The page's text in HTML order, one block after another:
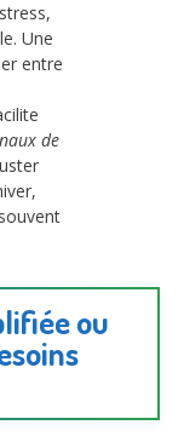
Une
entre
de
ou